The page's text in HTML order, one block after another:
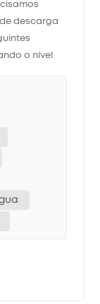
descarga
o nível
pelo tubo
não
e
consegue
de altura
ser a
quanto a